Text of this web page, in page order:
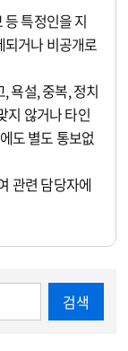
특정인을 지
되거나 비공개로
욕설, 중복, 정치
지 않거나 타인
도 별도 통보없
관련 담당자에
검색